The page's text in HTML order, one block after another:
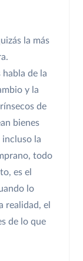
la más
de la
y la
de
bienes
incluso la
todo
es el
lo
realidad, el
de lo que